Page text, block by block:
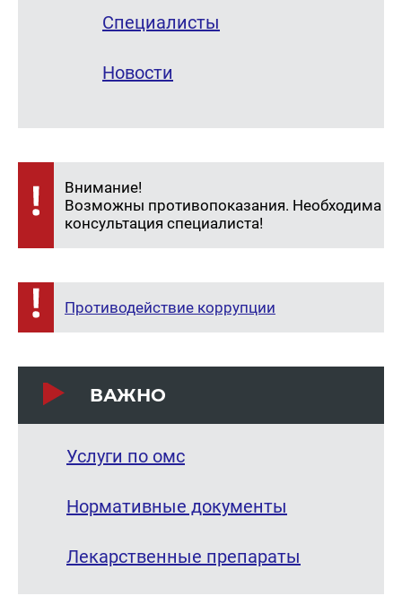
Специалисты
Новости
Внимание!
Возможны противопоказания. Необходима
консультация специалиста!
Противодействие коррупции
ВАЖНО
Услуги по омс
Нормативные документы
Лекарственные препараты